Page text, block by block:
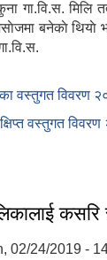
गा.वि.स. मिलि
बनेकाे थियाे
वस्तुगत विवरण
वस्तुगत
कसरि
02/24/2019 -